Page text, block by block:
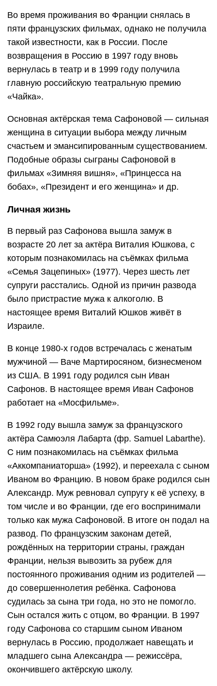
Во время проживания во Франции снялась в
пяти французских фильмах, однако не получила
такой известности, как в России. После
возвращения в Россию в 1997 году вновь
вернулась в театр и в 1999 году получила
главную российскую театральную премию
«Чайка».
Основная актёрская тема Сафоновой — сильная
женщина в ситуации выбора между личным
счастьем и эмансипированным существованием.
Подобные образы сыграны Сафоновой в
фильмах «Зимняя вишня», «Принцесса на
бобах», «Президент и его женщина» и др.
Личная жизнь
В первый раз Сафонова вышла замуж в
возрасте 20 лет за актёра Виталия Юшкова, с
которым познакомилась на съёмках фильма
«Семья Зацепиных» (1977). Через шесть лет
супруги расстались. Одной из причин развода
было пристрастие мужа к алкоголю. В
настоящее время Виталий Юшков живёт в
Израиле.
В конце 1980-х годов встречалась с женатым
мужчиной — Ваче Мартиросяном, бизнесменом
из США. В 1991 году родился сын Иван
Сафонов. В настоящее время Иван Сафонов
работает на «Мосфильме».
В 1992 году вышла замуж за французского
актёра Самюэля Лабарта (фр. Samuel Labarthe).
С ним познакомилась на съёмках фильма
«Аккомпаниаторша» (1992), и переехала с сыном
Иваном во Францию. В новом браке родился сын
Александр. Муж ревновал супругу к её успеху, в
том числе и во Франции, где его воспринимали
только как мужа Сафоновой. В итоге он подал на
развод. По французским законам детей,
рождённых на территории страны, граждан
Франции, нельзя вывозить за рубеж для
постоянного проживания одним из родителей —
до совершеннолетия ребёнка. Сафонова
судилась за сына три года, но это не помогло.
Сын остался жить с отцом, во Франции. В 1997
году Сафонова со старшим сыном Иваном
вернулась в Россию, продолжает навещать и
младшего сына Александра — режиссёра,
окончившего актёрскую школу.